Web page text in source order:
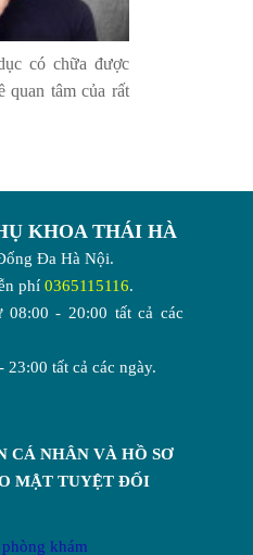
có chữa được
quan tâm của rất
KHOA THÁI HÀ
Đa Hà Nội.
phí 0365115116.
- 20:00 tất cả các
tất cả các ngày.
CÁ NHÂN VÀ HỒ SƠ
MẬT TUYỆT ĐỐI